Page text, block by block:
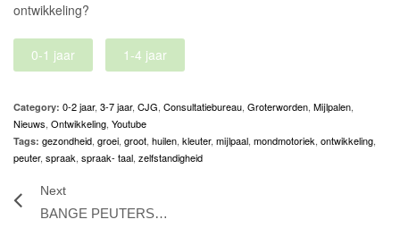
ontwikkeling?
0-1 jaar 1-4 jaar
Category: 0-2 jaar, 3-7 jaar, CJG, Consultatiebureau, Groterworden, Mijlpalen,
Nieuws, Ontwikkeling, Youtube
Tags: gezondheid, groei, groot, huilen, kleuter, mijlpaal, mondmotoriek, ontwikkeling,
peuter, spraak, spraak- taal, zelfstandigheid
Next
BANGE PEUTERS…